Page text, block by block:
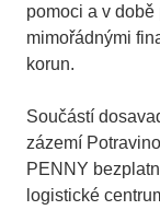
pomoci a v
mimořádnými
korun.
Součástí
zázemí
PENNY
logistické